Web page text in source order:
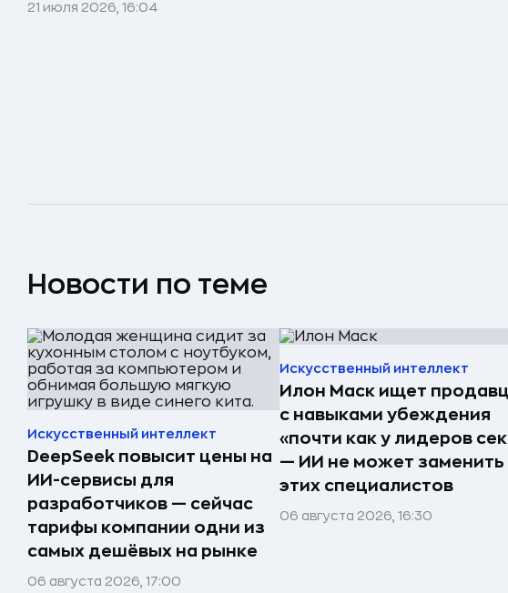
21 июля 2026, 16:04
Новости по теме
Искусственный интеллект
DeepSeek повысит цены на
ИИ-сервисы для
разработчиков — сейчас
тарифы компании одни из
самых дешёвых на рынке
06 августа 2026, 17:00
Искусственный интеллект
Илон Маск ищет
с навыками убеждения
«почти как у лидеров
— ИИ не может заменить
этих специалистов
06 августа 2026, 16:30